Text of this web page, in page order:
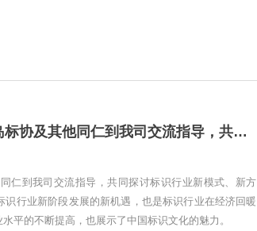
热烈欢迎广州标协、山东标协、青岛标协及其他同仁到我司交流指导，共同探讨标识行业新方向！
仁到我司交流指导，共同探讨标识行业新模式、新方
行业新阶段发展的新机遇，也是标识行业在经济回暖
平的不断提高，也展示了中国标识文化的魅力。